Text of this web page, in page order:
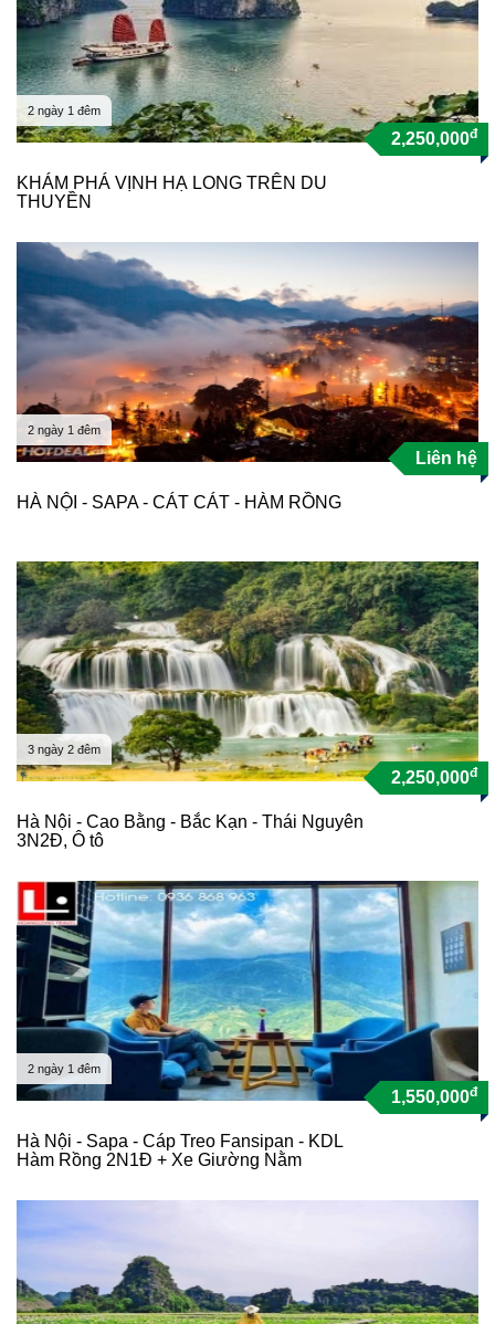
2 ngày 1 đêm
2,250,000đ
KHÁM PHÁ VỊNH HẠ LONG TRÊN DU
THUYỀN
2 ngày 1 đêm
Liên hệ
HÀ NỘI - SAPA - CÁT CÁT - HÀM RỒNG
3 ngày 2 đêm
2,250,000đ
Hà Nội - Cao Bằng - Bắc Kạn - Thái Nguyên
3N2Đ, Ô tô
2 ngày 1 đêm
1,550,000đ
Hà Nội - Sapa - Cáp Treo Fansipan - KDL
Hàm Rồng 2N1Đ + Xe Giường Nằm